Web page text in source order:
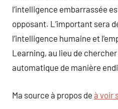
l’intelligence embarrassée
opposant. L’important sera
l’intelligence humaine et
Learning, au lieu de
automatique de manière
Ma source à propos de à voir